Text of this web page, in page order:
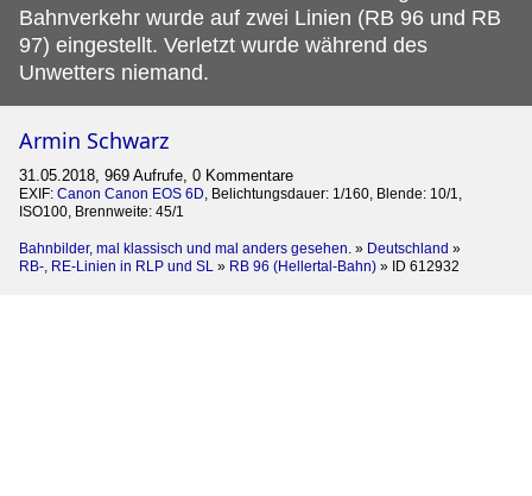
Bahnverkehr wurde auf zwei Linien (RB 96 und RB
97) eingestellt. Verletzt wurde während des
Unwetters niemand.
Armin Schwarz
31.05.2018, 969 Aufrufe, 0 Kommentare
EXIF: Canon Canon EOS 6D , Belichtungsdauer: 1/160, Blende: 10/1,
ISO100, Brennweite: 45/1
Bahnbilder, mal klassisch und mal anders gesehen. » Deutschland »
RB-, RE-Linien in RLP und SL » RB 96 (Hellertal-Bahn) » ID 612932